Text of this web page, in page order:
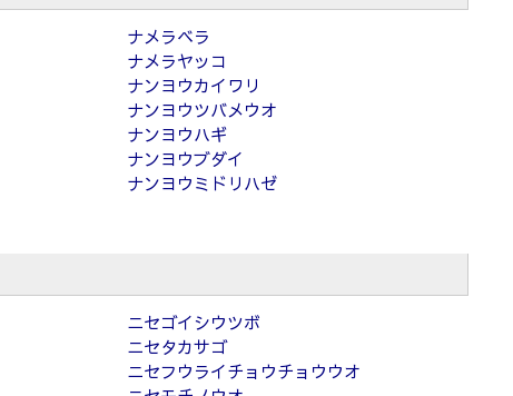
ナメラベラ
ナメラヤッコ
ナンヨウカイワリ
ナンヨウツバメウオ
ナンヨウハギ
ナンヨウブダイ
ナンヨウミドリハゼ
ニセゴイシウツボ
ニセタカサゴ
ニセフウライチョウチョウウオ